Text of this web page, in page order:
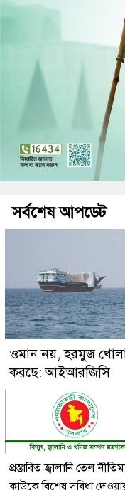
সর্বশেষ আপডেট
ওমান নয়, হরমুজ খোলা
করছে: আইআরজিসি
প্রস্তাবিত জ্বালানি তেল
কাউকে বিশেষ সুবিধা